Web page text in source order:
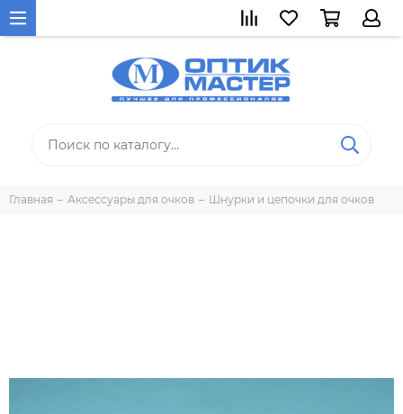
Главная Аксессуары для очков Шнурки и цепочки для очков